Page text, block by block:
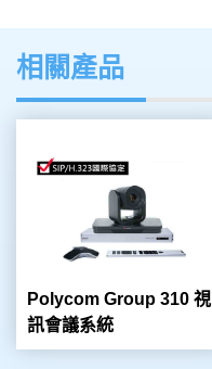
相關產品
Polycom Group 310 視
訊會議系統